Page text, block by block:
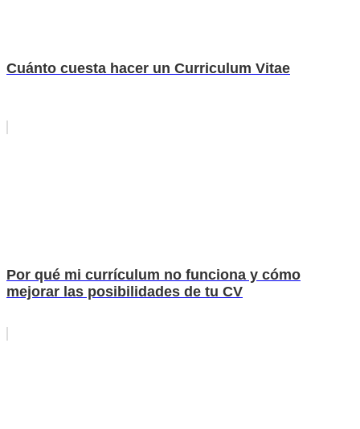
Cuánto cuesta hacer un Curriculum Vitae
Por qué mi currículum no funciona y cómo
mejorar las posibilidades de tu CV